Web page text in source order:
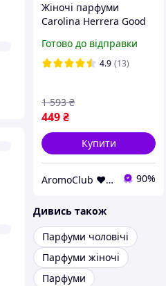
Жіночі парфуми
Carolina Herrera Good
(Парфум Кароліна
Еррера Гуд Герл Ред)
Готово до відправки
4.9 (13)
449₴
1 593 ₴
Купити
AromoClub ❤ Якісна парфумерія в Україні 90%
Дивись також
Парфуми чоловічі
Парфуми жіночі
Парфуми